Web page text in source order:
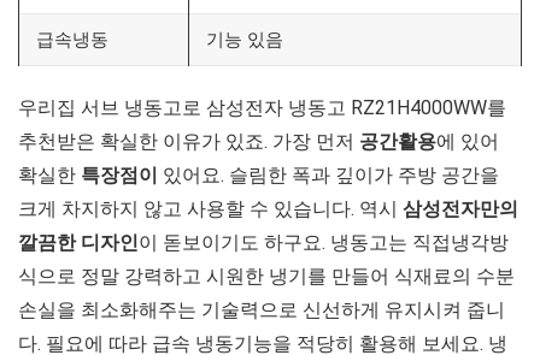
급속냉동 기능 있음
우리집 서브 냉동고로 삼성전자 냉동고 RZ21H4000WW를
추천받은 확실한 이유가 있죠. 가장 먼저 공간활용에 있어
확실한 특장점이 있어요. 슬림한 폭과 깊이가 주방 공간을
크게 차지하지 않고 사용할 수 있습니다. 역시 삼성전자만의
깔끔한 디자인이 돋보이기도 하구요. 냉동고는 직접냉각방
식으로 정말 강력하고 시원한 냉기를 만들어 식재료의 수분
손실을 최소화해주는 기술력으로 신선하게 유지시켜 줍니
다. 필요에 따라 급속 냉동기능을 적당히 활용해 보세요. 냉